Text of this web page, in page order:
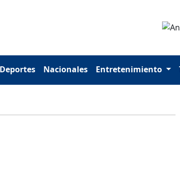
Deportes Nacionales Entretenimiento